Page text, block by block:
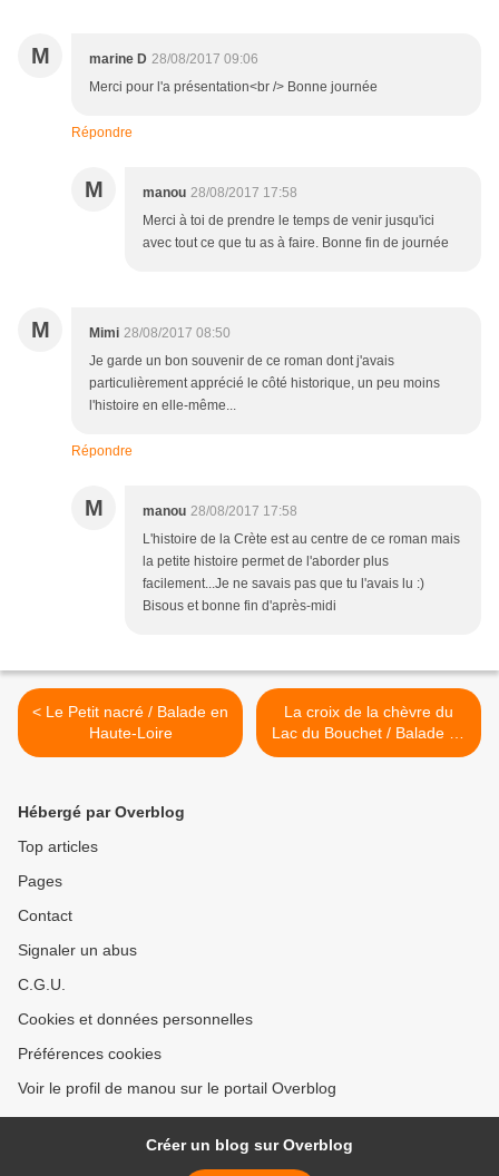
M marine D 28/08/2017 09:06
Merci pour l'a présentation<br /> Bonne journée
Répondre
M manou 28/08/2017 17:58
Merci à toi de prendre le temps de venir jusqu'ici
avec tout ce que tu as à faire. Bonne fin de journée
M Mimi 28/08/2017 08:50
Je garde un bon souvenir de ce roman dont j'avais
particulièrement apprécié le côté historique, un peu moins
l'histoire en elle-même...
Répondre
M manou 28/08/2017 17:58
L'histoire de la Crète est au centre de ce roman mais
la petite histoire permet de l'aborder plus
facilement...Je ne savais pas que tu l'avais lu :)
Bisous et bonne fin d'après-midi
< Le Petit nacré / Balade en
Haute-Loire
La croix de la chèvre du
Lac du Bouchet / Balade en
Haute-Loire >
Hébergé par Overblog
Top articles
Pages
Contact
Signaler un abus
C.G.U.
Cookies et données personnelles
Préférences cookies
Voir le profil de manou sur le portail Overblog
Créer un blog sur Overblog